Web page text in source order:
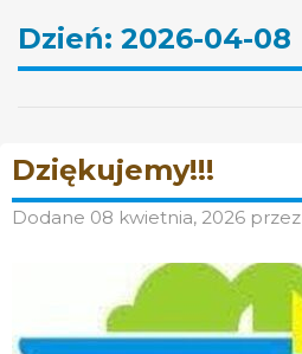
Dzień: 2026-04-08
Dziękujemy!!!
Dodane 08 kwietnia, 2026 przez